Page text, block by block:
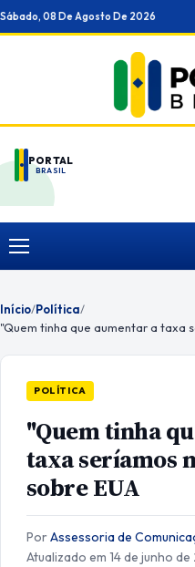
Ir
para
Sábado, 08 De Agosto De 2026
PORTAL
BRASIL
Menu
Início/Política/
"Quem tinha que aumentar a taxa
POLÍTICA
"Quem tinha
taxa seríamos
sobre EUA
PorAssessoria de
Atualizado em 14 de junho